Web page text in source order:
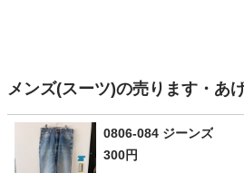
メンズ(スーツ)の売ります・あ
0806-084 ジーンズ
300円